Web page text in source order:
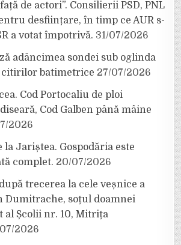
de actori”. Consilierii PSD, PNL
desființare, în timp ce AUR s-
a votat împotrivă. 31/07/2026
adâncimea sondei sub oglinda
citirilor batimetrice 27/07/2026
Cod Portocaliu de ploi
Cod Galben până mâine
2026
la Jariștea. Gospodăria este
complet. 20/07/2026
trecerea la cele veșnice a
Dumitrache, soțul doamnei
al Școlii nr. 10, Mitrița
2026